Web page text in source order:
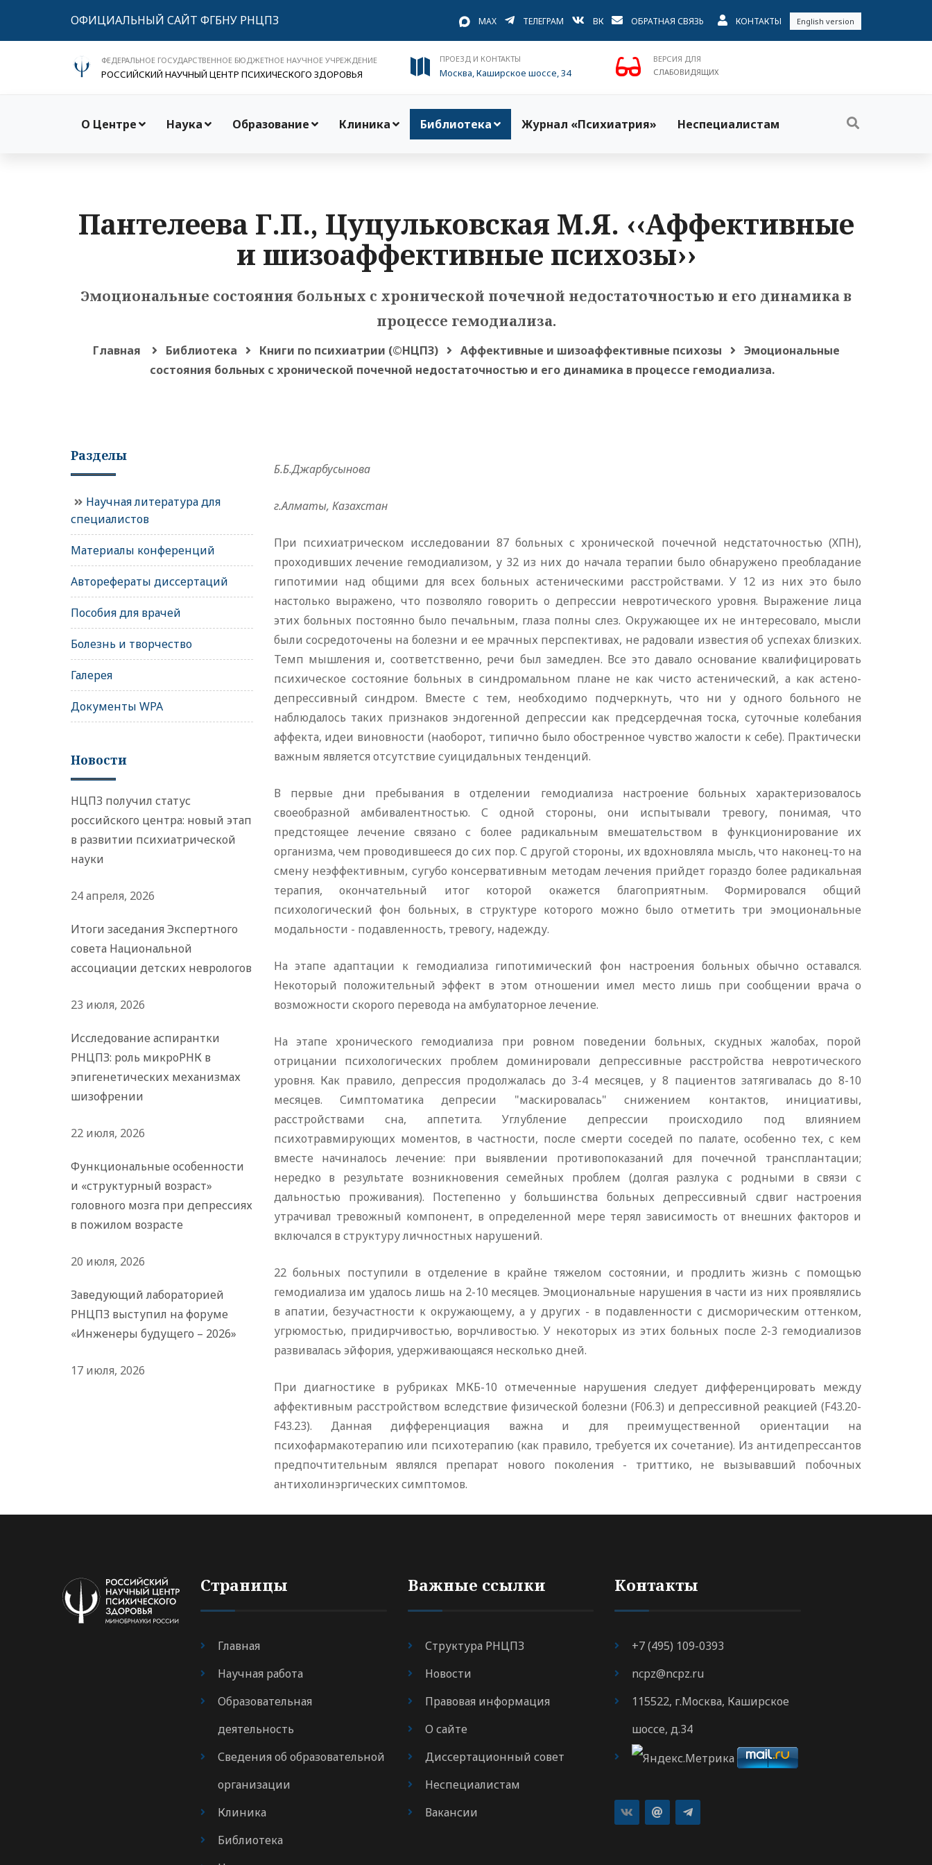
ОФИЦИАЛЬНЫЙ САЙТ ФГБНУ РНЦПЗ MAX ТЕЛЕГРАМ ВК ОБРАТНАЯ СВЯЗЬ КОНТАКТЫ English version
ФЕДЕРАЛЬНОЕ ГОСУДАРСТВЕННОЕ БЮДЖЕТНОЕ НАУЧНОЕ УЧРЕЖДЕНИЕ
РОССИЙСКИЙ НАУЧНЫЙ ЦЕНТР ПСИХИЧЕСКОГО ЗДОРОВЬЯ
ПРОЕЗД И КОНТАКТЫ
Москва, Каширское шоссе, 34
ВЕРСИЯ ДЛЯ
СЛАБОВИДЯЩИХ
О Центре Наука Образование Клиника Библиотека Журнал «Психиатрия» Неспециалистам
Пантелеева Г.П., Цуцульковская М.Я. ‹‹Аффективные
и шизоаффективные психозы››
Эмоциональные состояния больных с хронической почечной недостаточностью и его динамика в
процессе гемодиализа.
Главная Библиотека Книги по психиатрии (©НЦПЗ) Аффективные и шизоаффективные психозы
Эмоциональные
состояния больных с хронической почечной недостаточностью и его динамика в процессе гемодиализа.
Б.Б.Джарбусынова
г.Алматы, Казахстан
При психиатрическом исследовании 87 больных с хронической почечной недстаточностью (ХПН),
проходивших лечение гемодиализом, у 32 из них до начала терапии было обнаружено преобладание
гипотимии над общими для всех больных астеническими расстройствами. У 12 из них это было
настолько выражено, что позволяло говорить о депрессии невротического уровня. Выражение лица
этих больных постоянно было печальным, глаза полны слез. Окружающее их не интересовало, мысли
были сосредоточены на болезни и ее мрачных перспективах, не радовали известия об успехах близких.
Темп мышления и, соответственно, речи был замедлен. Все это давало основание квалифицировать
психическое состояние больных в синдромальном плане не как чисто астенический, а как астено-
депрессивный синдром. Вместе с тем, необходимо подчеркнуть, что ни у одного больного не
наблюдалось таких признаков эндогенной депрессии как предсердечная тоска, суточные колебания
аффекта, идеи виновности (наоборот, типично было обостренное чувство жалости к себе). Практически
важным является отсутствие суицидальных тенденций.
В первые дни пребывания в отделении гемодиализа настроение больных характеризовалось
своеобразной амбивалентностью. С одной стороны, они испытывали тревогу, понимая, что
предстоящее лечение связано с более радикальным вмешательством в функционирование их
организма, чем проводившееся до сих пор. С другой стороны, их вдохновляла мысль, что наконец-то на
смену неэффективным, сугубо консервативным методам лечения прийдет гораздо более радикальная
терапия, окончательный итог которой окажется благоприятным. Формировался общий
психологический фон больных, в структуре которого можно было отметить три эмоциональные
модальности - подавленность, тревогу, надежду.
На этапе адаптации к гемодиализа гипотимический фон настроения больных обычно оставался.
Некоторый положительный эффект в этом отношении имел место лишь при сообщении врача о
возможности скорого перевода на амбулаторное лечение.
На этапе хронического гемодиализа при ровном поведении больных, скудных жалобах, порой
отрицании психологических проблем доминировали депрессивные расстройства невротического
уровня. Как правило, депрессия продолжалась до 3-4 месяцев, у 8 пациентов затягивалась до 8-10
месяцев. Симптоматика депресии "маскировалась" снижением контактов, инициативы,
расстройствами сна, аппетита. Углубление депрессии происходило под влиянием
психотравмирующих моментов, в частности, после смерти соседей по палате, особенно тех, с кем
вместе начиналось лечение: при выявлении противопоказаний для почечной трансплантации;
нередко в результате возникновения семейных проблем (долгая разлука с родными в связи с
дальностью проживания). Постепенно у большинства больных депрессивный сдвиг настроения
утрачивал тревожный компонент, в определенной мере терял зависимость от внешних факторов и
включался в структуру личностных нарушений.
22 больных поступили в отделение в крайне тяжелом состоянии, и продлить жизнь с помощью
гемодиализа им удалось лишь на 2-10 месяцев. Эмоциональные нарушения в части из них проявлялись
в апатии, безучастности к окружающему, а у других - в подавленности с дисморическим оттенком,
угрюмостью, придирчивостью, ворчливостью. У некоторых из этих больных после 2-3 гемодиализов
развивалась эйфория, удерживающаяся несколько дней.
При диагностике в рубриках МКБ-10 отмеченные нарушения следует дифференцировать между
аффективным расстройством вследствие физической болезни (F06.3) и депрессивной реакцией (F43.20-
F43.23). Данная дифференциация важна и для преимущественной ориентации на
психофармакотерапию или психотерапию (как правило, требуется их сочетание). Из антидепрессантов
предпочтительным являлся препарат нового поколения - триттико, не вызывавший побочных
антихолинэргических симптомов.
Разделы
Научная литература для
специалистов
Материалы конференций
Авторефераты диссертаций
Пособия для врачей
Болезнь и творчество
Галерея
Документы WPA
Новости
НЦПЗ получил статус
российского центра: новый этап
в развитии психиатрической
науки
24 апреля, 2026
Итоги заседания Экспертного
совета Национальной
ассоциации детских неврологов
23 июля, 2026
Исследование аспирантки
РНЦПЗ: роль микроРНК в
эпигенетических механизмах
шизофрении
22 июля, 2026
Функциональные особенности
и «структурный возраст»
головного мозга при депрессиях
в пожилом возрасте
20 июля, 2026
Заведующий лабораторией
РНЦПЗ выступил на форуме
«Инженеры будущего – 2026»
17 июля, 2026
Страницы
Главная
Научная работа
Образовательная
деятельность
Сведения об образовательной
организации
Клиника
Библиотека
Важные ссылки
Структура РНЦПЗ
Новости
Правовая информация
О сайте
Диссертационный совет
Неспециалистам
Вакансии
Контакты
+7 (495) 109-0393
ncpz@ncpz.ru
115522, г.Москва, Каширское
шоссе, д.34